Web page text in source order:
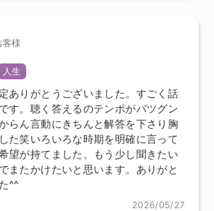
様
人生
ありがとうございました。すごく話
す。聴く答えるのテンポがバツグン
らん言動にきちんと解答を下さり胸
た笑いろいろな時期を明確に言って
望が持てました。もう少し聞きたい
またかけたいと思います。ありがと
^^
2026/05/27